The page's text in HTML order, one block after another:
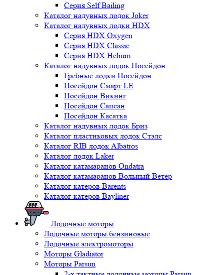
Серия Self Bailing
Каталог надувных лодок Joker
Каталог надувных лодки HDX
Серия HDX Oxygen
Серия HDX Classic
Серия HDX Helium
Каталог надувных лодок Посейдон
Гребные лодки Посейдон
Посейдон Смарт LE
Посейдон Викинг
Посейдон Сапсан
Посейдон Касатка
Каталог надувных лодок Бриз
Каталог пластиковых лодок Стэлс
Каталог RIB лодок Albatros
Каталог лодок Laker
Каталог катамаранов Ondatra
Каталог катамаранов Вольный Ветер
Каталог катеров Barents
Каталог катеров Bayliner
Лодочные моторы
Лодочные моторы бензиновые
Лодочные электромоторы
Моторы Gladiator
Моторы Parsun